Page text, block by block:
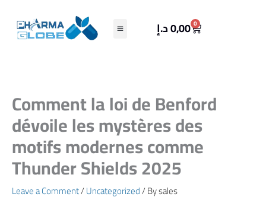
content
0,00د.إ 0
Cart
Comment la loi de Benford
dévoile les mystères des
motifs modernes comme
Thunder Shields 2025
Leave a Comment/Uncategorized/ Bysales